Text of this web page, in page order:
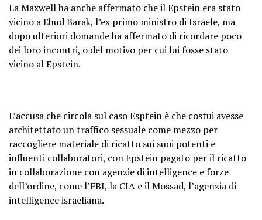
La Maxwell ha anche affermato che il Epstein era stato
vicino a Ehud Barak, l’ex primo ministro di Israele, ma
dopo ulteriori domande ha affermato di ricordare poco
dei loro incontri, o del motivo per cui lui fosse stato
vicino al Epstein.
L’accusa che circola sul caso Esptein è che costui avesse
architettato un traffico sessuale come mezzo per
raccogliere materiale di ricatto sui suoi potenti e
influenti collaboratori, con Epstein pagato per il ricatto
in collaborazione con agenzie di intelligence e forze
dell’ordine, come l’FBI, la CIA e il Mossad, l’agenzia di
intelligence israeliana.